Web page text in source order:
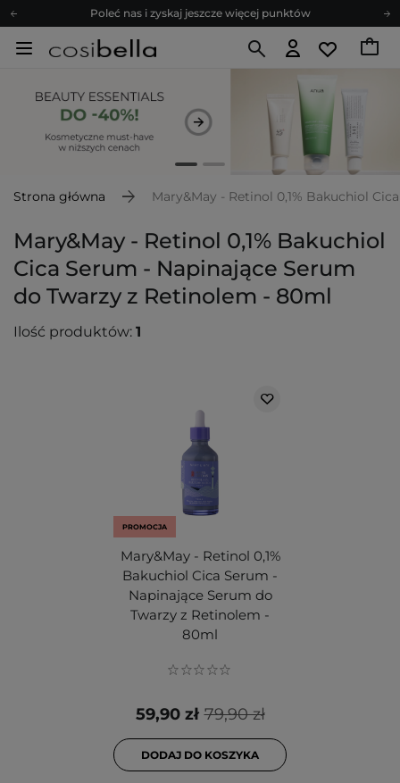
Poleć nas i zyskaj jeszcze więcej punktów
Zapisz się na newsletter pełen porad
Z nami to możliwe! Realizacja zamówienia do 24h.
Poleć nas i zyskaj jeszcze więcej punktów
Zapisz się na newsletter pełen porad
Strona główna Mary&May - Retinol 0,1% Bakuchiol
Mary&May - Retinol 0,1% Bakuchiol
Cica Serum - Napinające Serum
do Twarzy z Retinolem - 80ml
Ilość produktów: 1
PROMOCJA
Mary&May - Retinol 0,1%
Bakuchiol Cica Serum -
Napinające Serum do
Twarzy z Retinolem -
80ml
79,90 zł
59,90 zł
DODAJ DO KOSZYKA